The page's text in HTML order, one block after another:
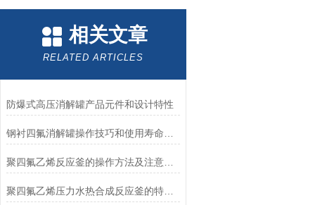
相关文章
RELATED ARTICLES
防爆式高压消解罐产品元件和设计特性
聚四氟乙烯反应釜的操作方法及注意事项
聚四氟乙烯压力水热合成反应釜的特点及使用安全注意事项